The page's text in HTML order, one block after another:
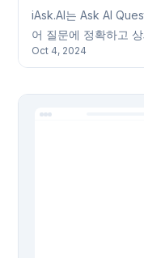
iAsk.AI는 Ask AI
어 질문에 정확하고
니다. MMLU-Pro 벤치마크에서 85.85%의 점수를 기록하
합니다. 장문의 웹 콘텐츠를 간결하게 요약하거나, 이미지
생성, 문법 검사 기능도 지원하며, 모
Oct 4, 2024